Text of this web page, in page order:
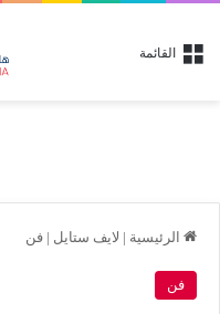
القائمة
الرئيسية | لايف ستايل | فن
فن